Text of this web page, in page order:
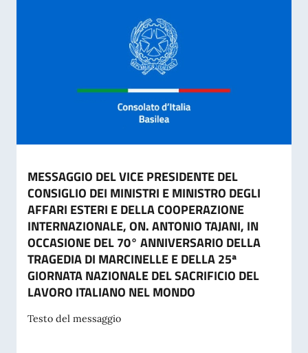
MESSAGGIO DEL VICE PRESIDENTE DEL
CONSIGLIO DEI MINISTRI E MINISTRO DEGLI
AFFARI ESTERI E DELLA COOPERAZIONE
INTERNAZIONALE, ON. ANTONIO TAJANI, IN
OCCASIONE DEL 70° ANNIVERSARIO DELLA
TRAGEDIA DI MARCINELLE E DELLA 25ª
GIORNATA NAZIONALE DEL SACRIFICIO DEL
LAVORO ITALIANO NEL MONDO
Testo del messaggio